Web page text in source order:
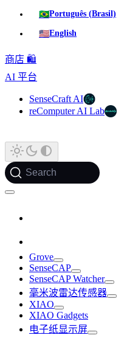
🇧🇷Português (Brasil)
🇺🇸English
商店 🛍️
AI 平台
SenseCraft AI
reComputer AI Lab
Search
Grove
SenseCAP
SenseCAP Watcher
毫米波雷达传感器
XIAO
XIAO Gadgets
电子纸显示屏